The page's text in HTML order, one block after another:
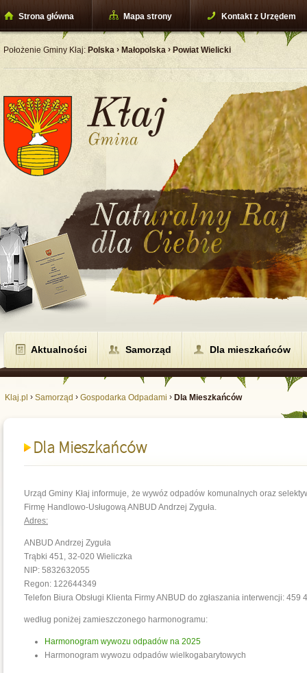
Położenie Gminy Kłaj: Polska › Małopolska › Powiat Wielicki
Strona główna Mapa strony Kontakt z Urzędem
Aktualności Samorząd Dla mieszkańców
Klaj.pl › Samorząd › Gospodarka Odpadami › Dla Mieszkańców
Dla Mieszkańców
Urząd Gminy Kłaj informuje, że wywóz odpadów komunalnych oraz
Firmę Handlowo-Usługową ANBUD Andrzej Zyguła.
Adres:
ANBUD Andrzej Zyguła
Trąbki 451, 32-020 Wieliczka
NIP: 5832632055
Regon: 122644349
Telefon Biura Obsługi Klienta Firmy ANBUD do zgłaszania interwencji: 459
według poniżej zamieszczonego harmonogramu:
Harmonogram wywozu odpadów na 2025
Harmonogram wywozu odpadów wielkogabarytowych